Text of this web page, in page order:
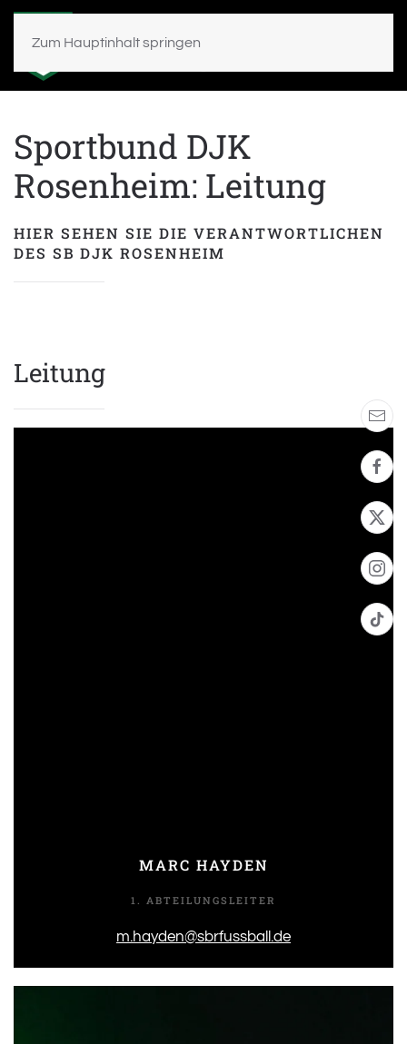
Zum Hauptinhalt springen
Sportbund DJK
Rosenheim: Leitung
HIER SEHEN SIE DIE VERANTWORTLICHEN
DES SB DJK ROSENHEIM
Leitung
MARC HAYDEN
1. ABTEILUNGSLEITER
m.hayden@sbrfussball.de